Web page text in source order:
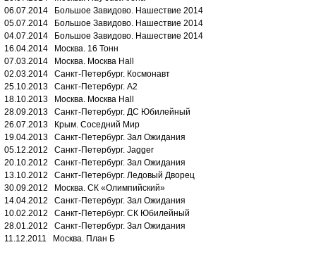
06.07.2014 Большое Завидово. Нашествие 2014
05.07.2014 Большое Завидово. Нашествие 2014
04.07.2014 Большое Завидово. Нашествие 2014
16.04.2014 Москва. 16 Тонн
07.03.2014 Москва. Москва Hall
02.03.2014 Санкт-Петербург. Космонавт
25.10.2013 Санкт-Петербург. А2
18.10.2013 Москва. Москва Hall
28.09.2013 Санкт-Петербург. ДС Юбилейный
26.07.2013 Крым. Соседний Мир
19.04.2013 Санкт-Петербург. Зал Ожидания
05.12.2012 Санкт-Петербург. Jagger
20.10.2012 Санкт-Петербург. Зал Ожидания
13.10.2012 Санкт-Петербург. Ледовый Дворец
30.09.2012 Москва. СК «Олимпийский»
14.04.2012 Санкт-Петербург. Зал Ожидания
10.02.2012 Санкт-Петербург. СК Юбилейный
28.01.2012 Санкт-Петербург. Зал Ожидания
11.12.2011 Москва. План Б